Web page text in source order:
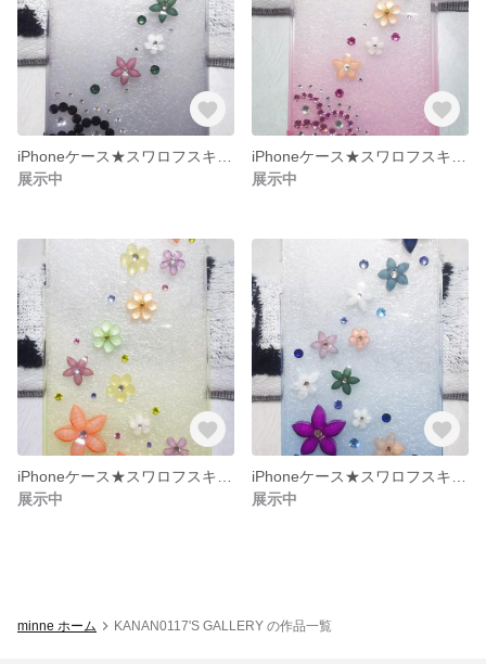
展示中
展示中
展示中
展示中
minne ホーム KANAN0117'S GALLERY の作品一覧